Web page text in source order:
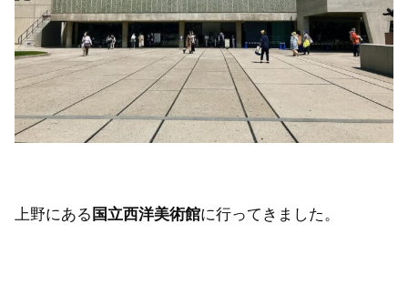
上野にある 国立西洋美術館に行ってきました。